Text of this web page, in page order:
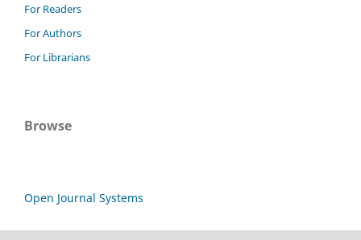
For Readers
For Authors
For Librarians
Browse
Open Journal Systems